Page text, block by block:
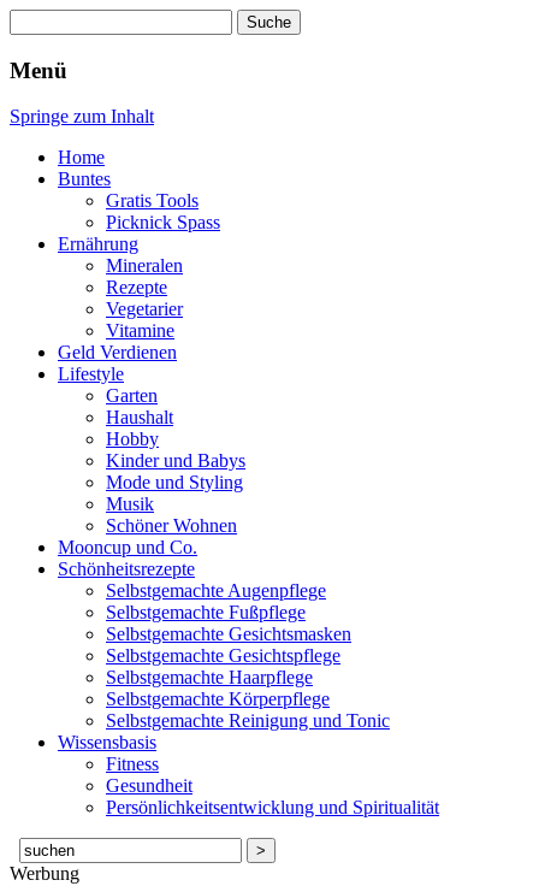
Pinkies
nach:
Menü
Springe zum Inhalt
Home
Buntes
Gratis Tools
Picknick Spass
Ernährung
Mineralen
Rezepte
Vegetarier
Vitamine
Geld Verdienen
Lifestyle
Garten
Haushalt
Hobby
Kinder und Babys
Mode und Styling
Musik
Schöner Wohnen
Mooncup und Co.
Schönheitsrezepte
Selbstgemachte Augenpflege
Selbstgemachte Fußpflege
Selbstgemachte Gesichtsmasken
Selbstgemachte Gesichtspflege
Selbstgemachte Haarpflege
Selbstgemachte Körperpflege
Selbstgemachte Reinigung und Tonic
Wissensbasis
Fitness
Gesundheit
Persönlichkeitsentwicklung und Spiritualität
Suche
nach:
Werbung